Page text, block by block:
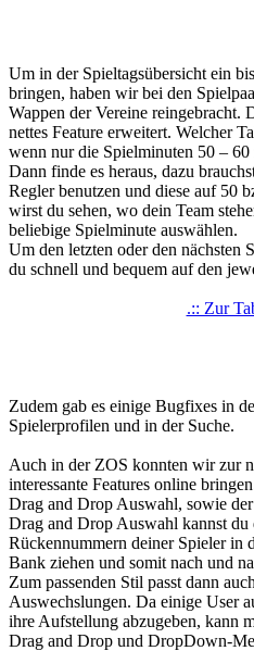
Um in der Spieltagsübersicht ein
bringen, haben wir bei den
Wappen der Vereine reingebracht.
nettes Feature erweitert. Welcher
wenn nur die Spielminuten 50 –
Dann finde es heraus, dazu
Regler benutzen und diese auf 50
wirst du sehen, wo dein Team
beliebige Spielminute auswählen.
Um den letzten oder den nächsten
du schnell und bequem auf den
.:: Zur
Zudem gab es einige Bugfixes in
Spielerprofilen und in der Suche.
Auch in der ZOS konnten wir zur
interessante Features online
Drag and Drop Auswahl, sowie
Drag and Drop Auswahl kannst du
Rückennummern deiner Spieler in
Bank ziehen und somit nach und
Zum passenden Stil passt dann
Auswechslungen. Da einige User
ihre Aufstellung abzugeben, kann
Drag and Drop und DropDown-